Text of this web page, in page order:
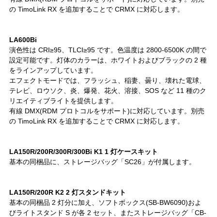
の TimoLink RX を追加することで CRMX に対応します。
LA600Bi
演色性は CRI≥95、TLCI≥95 です。色温度は 2800-6500K の間で
設定可能です。灯体のカラーは、ホワイトおよびブラックの 2 種
をラインアップしています。
エフェクトモードでは、フラッシュ、稲妻、曇り、壊れた電球、
テレビ、ロウソク、炎、爆発、花火、溶接、SOS など 11 種のク
リエイティブライトを提供します。
有線 DMX(RDM プロトコルをサポート)に対応しています。別売
の TimoLink RX を追加することで CRMX に対応します。
LA150R/200R/300R/300Bi K1 1 灯ケースキット
基本の同梱品に、ストレージバッグ「SC26」が付属します。
LA150R/200R K2 2 灯スタンドキット
基本の同梱品 2 灯分に加え、ソフトボックス(SB-BW6090)およ
びライトスタンド S が各 2 セット、またストレージバッグ「CB-